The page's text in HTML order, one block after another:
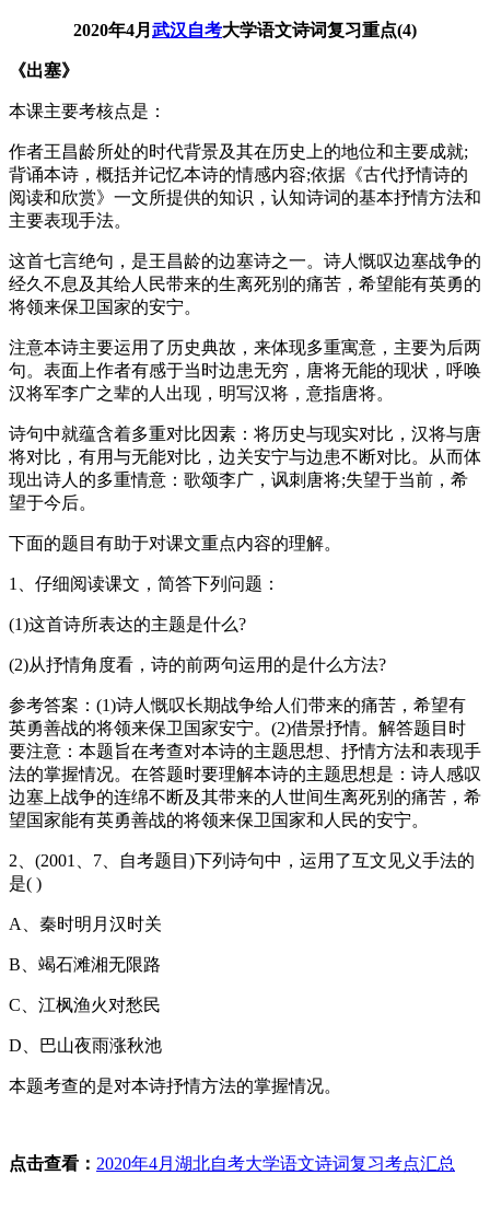
2020年4月 武汉自考大学语文诗词复习重点(4)
《出塞》
本课主要考核点是：
作者王昌龄所处的时代背景及其在历史上的地位和主要成就;
背诵本诗，概括并记忆本诗的情感内容;依据《古代抒情诗的
阅读和欣赏》一文所提供的知识，认知诗词的基本抒情方法和
主要表现手法。
这首七言绝句，是王昌龄的边塞诗之一。诗人慨叹边塞战争的
经久不息及其给人民带来的生离死别的痛苦，希望能有英勇的
将领来保卫国家的安宁。
注意本诗主要运用了历史典故，来体现多重寓意，主要为后两
句。表面上作者有感于当时边患无穷，唐将无能的现状，呼唤
汉将军李广之辈的人出现，明写汉将，意指唐将。
诗句中就蕴含着多重对比因素：将历史与现实对比，汉将与唐
将对比，有用与无能对比，边关安宁与边患不断对比。从而体
现出诗人的多重情意：歌颂李广，讽刺唐将;失望于当前，希
望于今后。
下面的题目有助于对课文重点内容的理解。
1、仔细阅读课文，简答下列问题：
(1)这首诗所表达的主题是什么?
(2)从抒情角度看，诗的前两句运用的是什么方法?
参考答案：(1)诗人慨叹长期战争给人们带来的痛苦，希望有
英勇善战的将领来保卫国家安宁。(2)借景抒情。解答题目时
要注意：本题旨在考查对本诗的主题思想、抒情方法和表现手
法的掌握情况。在答题时要理解本诗的主题思想是：诗人感叹
边塞上战争的连绵不断及其带来的人世间生离死别的痛苦，希
望国家能有英勇善战的将领来保卫国家和人民的安宁。
2、(2001、7、自考题目)下列诗句中，运用了互文见义手法的
是( )
A、秦时明月汉时关
B、竭石滩湘无限路
C、江枫渔火对愁民
D、巴山夜雨涨秋池
本题考查的是对本诗抒情方法的掌握情况。
点击查看： 2020年4月湖北自考大学语文诗词复习考点汇总